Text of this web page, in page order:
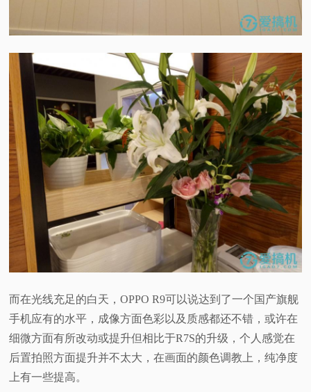
而在光线充足的白天，OPPO R9可以说达到了一个国产旗舰
手机应有的水平，成像方面色彩以及质感都还不错，或许在
细微方面有所改动或提升但相比于R7S的升级，个人感觉在
后置拍照方面提升并不太大，在画面的颜色调教上，纯净度
上有一些提高。